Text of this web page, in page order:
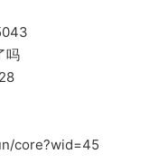
吗
core?wid=45